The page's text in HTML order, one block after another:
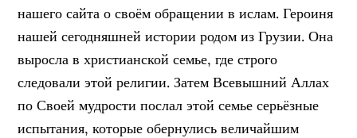
нашего сайта о своём обращении в ислам. Героиня
нашей сегодняшней истории родом из Грузии. Она
выросла в христианской семье, где строго
следовали этой религии. Затем Всевышний Аллах
по Своей мудрости послал этой семье серьёзные
испытания, которые обернулись величайшим